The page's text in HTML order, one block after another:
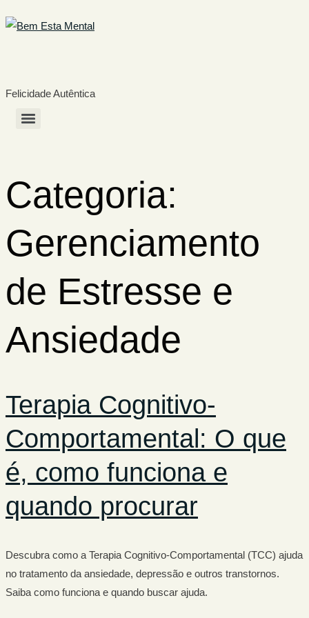
Felicidade Autêntica
Categoria:
Gerenciamento
de Estresse e
Ansiedade
Terapia Cognitivo-
Comportamental: O que
é, como funciona e
quando procurar
Descubra como a Terapia Cognitivo-Comportamental (TCC) ajuda
no tratamento da ansiedade, depressão e outros transtornos.
Saiba como funciona e quando buscar ajuda.